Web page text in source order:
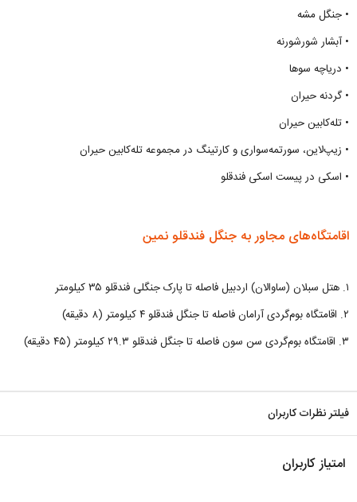
• جنگل مشه
• آبشار شورشورنه
• دریاچه سوها
• گردنه حیران
• تله‌کابین حیران
• زیپ‌لاین، سورتمه‌سواری و کارتینگ در مجموعه تله‌کابین حیران
• اسکی در پیست اسکی فندقلو
اقامتگاه‌های مجاور به جنگل فندقلو نمین
۱. هتل سبلان (ساوالان) اردبیل فاصله تا پارک جنگلی فندقلو ۳۵ کیلومتر
۲. اقامتگاه بوم‌گردی آرامان فاصله تا جنگل فندقلو ۴ کیلومتر (۸ دقیقه)
۳. اقامتگاه بوم‌گردی سن سون فاصله تا جنگل فندقلو ۲۹.۳ کیلومتر (۴۵ دقیقه)
فیلتر نظرات کاربران
امتیاز کاربران